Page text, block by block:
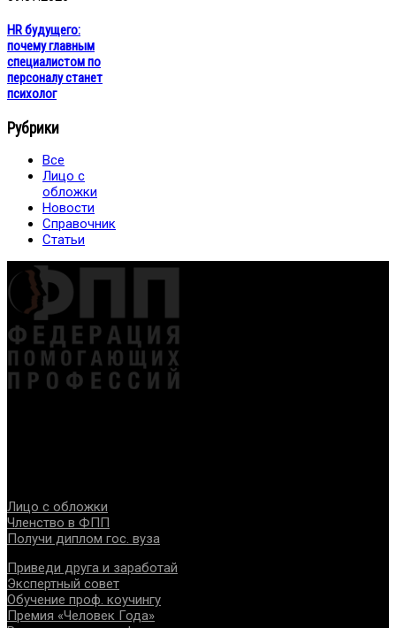
HR будущего:
почему главным
специалистом по
персоналу станет
психолог
Рубрики
Все
Лицо с
обложки
Новости
Справочник
Статьи
Лицо с обложки
Членство в ФПП
Получи диплом гос. вуза
Приведи друга и заработай
Экспертный совет
Обучение проф. коучингу
Премия «Человек Года»